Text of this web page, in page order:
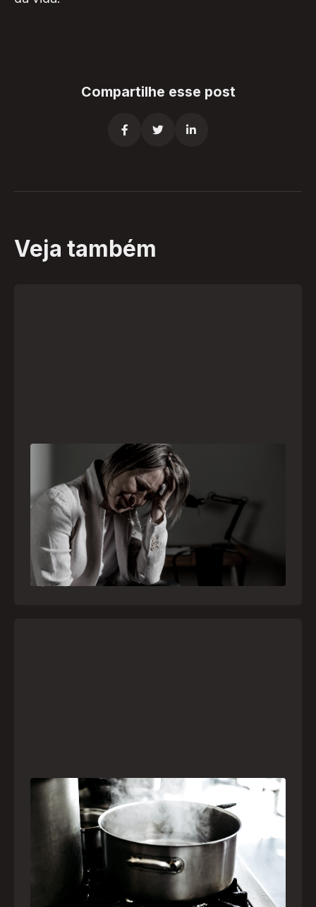
Compartilhe esse post
  
Veja também
Crise psiquiátrica é urgência médica: saiba
como o SAMU atua nesses casos
Surtos, tentativas de suicídio e episódios de
agitação intensa são considerados urgências
médicas e devem receber atendimento
especializado pelo telefone 192
21 julho, 2026
Frio leva brasileiros a improvisar para se
aquecer e aumenta risco de queimaduras
dentro de casa
O inverno chegou e, com ele, práticas perigosas
para espantar o frio voltam a ser comuns. Saiba
quais são os riscos e como agir em caso de